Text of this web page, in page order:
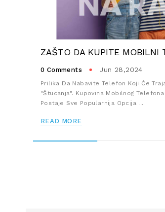
0 Comments Jun 28,2024
Prilika Da Nabavite Telefon Koji Će
"štucanja". Kupovina Mobilnog
Postaje Sve Popularnija Opcija ...
READ MORE